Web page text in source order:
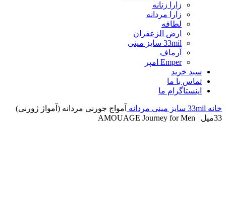
زارا زنانه
زارا مردانه
لطافه
ارض الزعفران
33mil سایز مینی
آرماف
Emper امپر
سبد خرید
تماس با ما
اینستاگرام ما
خانه 33mil سایز مینی مردانه آمواج جورنی مردانه (آمواژ ژورنی)
33میل | AMOUAGE Journey for Men